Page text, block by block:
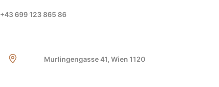
+43 699 123 865 86
Murlingengasse 41, Wien 1120